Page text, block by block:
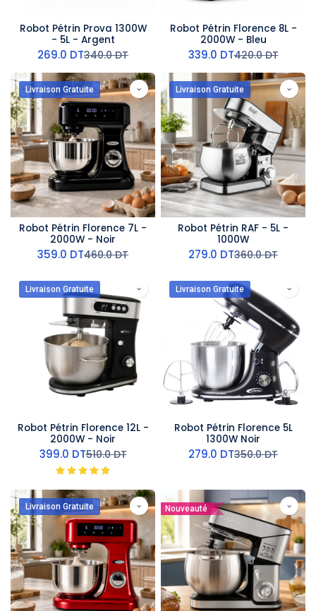
Robot Pétrin Prova 1300W
- 5L - Argent
269.0 DT340.0DT
Robot Pétrin Florence 8L -
2000W - Bleu
339.0 DT420.0DT
Livraison Gratuite
Robot Pétrin Florence 7L -
2000W - Noir
359.0 DT460.0DT
Livraison Gratuite
Robot Pétrin RAF - 5L -
1000W
279.0 DT360.0DT
Livraison Gratuite
Robot Pétrin Florence 12L -
2000W - Noir
399.0 DT510.0DT
Livraison Gratuite
Robot Pétrin Florence 5L
1300W Noir
279.0 DT350.0DT
Livraison Gratuite Nouveauté